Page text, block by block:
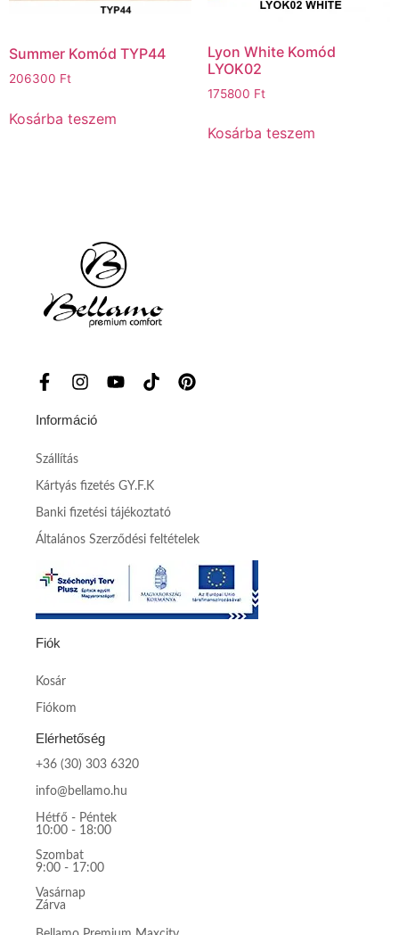
Summer Komód TYP44
206300 Ft
Kosárba teszem
Lyon White Komód
LYOK02
175800 Ft
Kosárba teszem
Információ
Szállítás
Kártyás fizetés GY.F.K
Banki fizetési tájékoztató
Általános Szerződési feltételek
Fiók
Kosár
Fiókom
Elérhetőség
+36 (30) 303 6320
info@bellamo.hu
Hétfő - Péntek
10:00 - 18:00
Szombat
9:00 - 17:00
Vasárnap
Zárva